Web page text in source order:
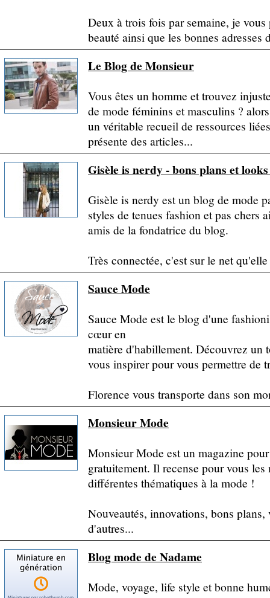
Deux à trois fois par semaine, je
beauté ainsi que les bonnes adresses
Le Blog de Monsieur
Vous êtes un homme et trouvez
de mode féminins et masculins ?
un véritable recueil de ressources
présente des articles...
Gisèle is nerdy - bons plans et
Gisèle is nerdy est un blog de mode
styles de tenues fashion et pas chers
amis de la fondatrice du blog.
Très connectée, c'est sur le net
Sauce Mode
Sauce Mode est le blog d'une
cœur en
matière d'habillement. Découvrez un
vous inspirer pour vous permettre de
Florence vous transporte dans son
Monsieur Mode
Monsieur Mode est un magazine
gratuitement. Il recense pour vous
différentes thématiques à la mode !
Nouveautés, innovations, bons
d'autres...
Blog mode de Nadame
Mode, voyage, life style et bonne